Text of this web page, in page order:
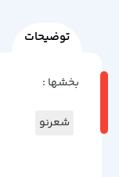
توضیحات
بخشها :
شعرنو